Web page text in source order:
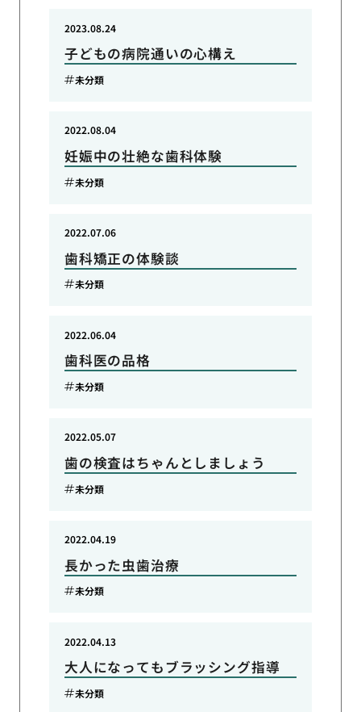
子どもの病院通いの心構え
2023.08.24
未分類
妊娠中の壮絶な歯科体験
2022.08.04
未分類
歯科矯正の体験談
2022.07.06
未分類
歯科医の品格
2022.06.04
未分類
歯の検査はちゃんとしましょう
2022.05.07
未分類
長かった虫歯治療
2022.04.19
未分類
大人になってもブラッシング指導
2022.04.13
未分類